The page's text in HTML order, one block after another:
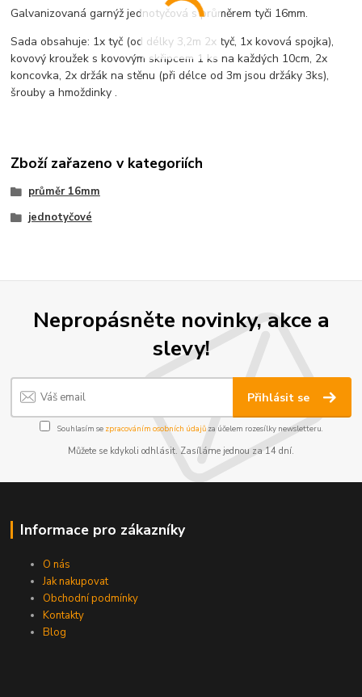
Galvanizovaná garnýž jednotyčová s průměrem tyči 16mm.
Sada obsahuje: 1x tyč (od délky 3,2m 2x tyč, 1x kovová spojka),
kovový kroužek s kovovým skřipcem 1 ks na každých 10cm, 2x
koncovka, 2x držák na stěnu (při délce od 3m jsou držáky 3ks),
šrouby a hmoždinky .
Zboží zařazeno v kategoriích
průměr 16mm
jednotyčové
Nepropásněte novinky, akce a
slevy!
Přihlásit se
Souhlasím se zpracováním osobních údajůza účelem rozesílky newsletteru.
Můžete se kdykoli odhlásit. Zasíláme jednou za 14 dní.
Informace pro zákazníky
O nás
Jak nakupovat
Obchodní podmínky
Kontakty
Blog